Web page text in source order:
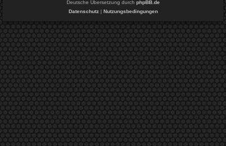
Deutsche Übersetzung durch phpBB.de
Datenschutz| Nutzungsbedingungen